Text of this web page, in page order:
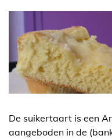
De suikertaart is een
aangeboden in de